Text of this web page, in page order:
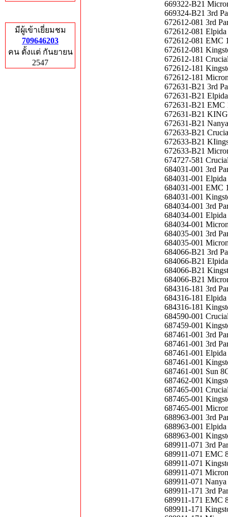
มีผู้เข้าเยี่ยมชม
709646203
คน ตั้งแต่ กันยายน
2547
669322-B21
669324-B21 3rd
672612-081 3rd
672612-081
672612-081 EMC
672612-081
672612-181
672612-181
672612-181
672631-B21 3rd
672631-B21
672631-B21 EMC
672631-B21
672631-B21
672633-B21
672633-B21
672633-B21
674727-581
684031-001 3rd
684031-001
684031-001 EMC
684031-001
684034-001 3rd
684034-001
684034-001
684035-001 3rd
684035-001
684066-B21 3rd
684066-B21
684066-B21
684066-B21
684316-181 3rd
684316-181
684316-181
684590-001
687459-001
687461-001 3rd
687461-001 3rd
687461-001
687461-001
687461-001 Sun
687462-001
687465-001
687465-001
687465-001
688963-001 3rd
688963-001
688963-001
689911-071 3rd
689911-071 EMC
689911-071
689911-071
689911-071
689911-171 3rd
689911-171 EMC
689911-171